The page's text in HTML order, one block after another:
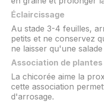
Éclaircissage
Au stade 3-4 feuilles,
petits et ne conservez
ne laisser qu'une
Association de plantes
La chicorée aime la
cette association
d'arrosage.